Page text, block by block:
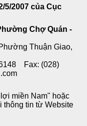
5/2007 của Cục
Chợ Quán -
Thuận Giao,
Fax: (028)
miền Nam" hoặc
thông tin từ Website